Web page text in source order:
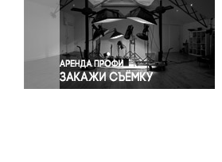
Спорт
Экология
Экономика и бизнес